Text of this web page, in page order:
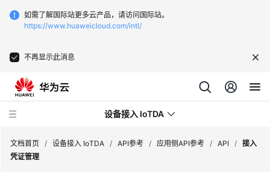
如需了解国际站更多云产品，请访问国际站。
https://www.huaweicloud.com/intl/
不再显示此消息
设备接入 IoTDA
文档首页 / 设备接入 IoTDA / API参考 / 应用侧API参考 / API / 接入
凭证管理